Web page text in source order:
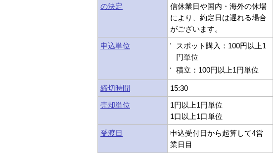
の決定
信休業日や国内・海外の休場
により、約定日は遅れる場合
がございます。
申込単位
スポット購入：100円以上1
円単位
積立：100円以上1円単位
締切時間
15:30
売却単位
1円以上1円単位
1口以上1口単位
受渡日
申込受付日から起算して4営
業日目